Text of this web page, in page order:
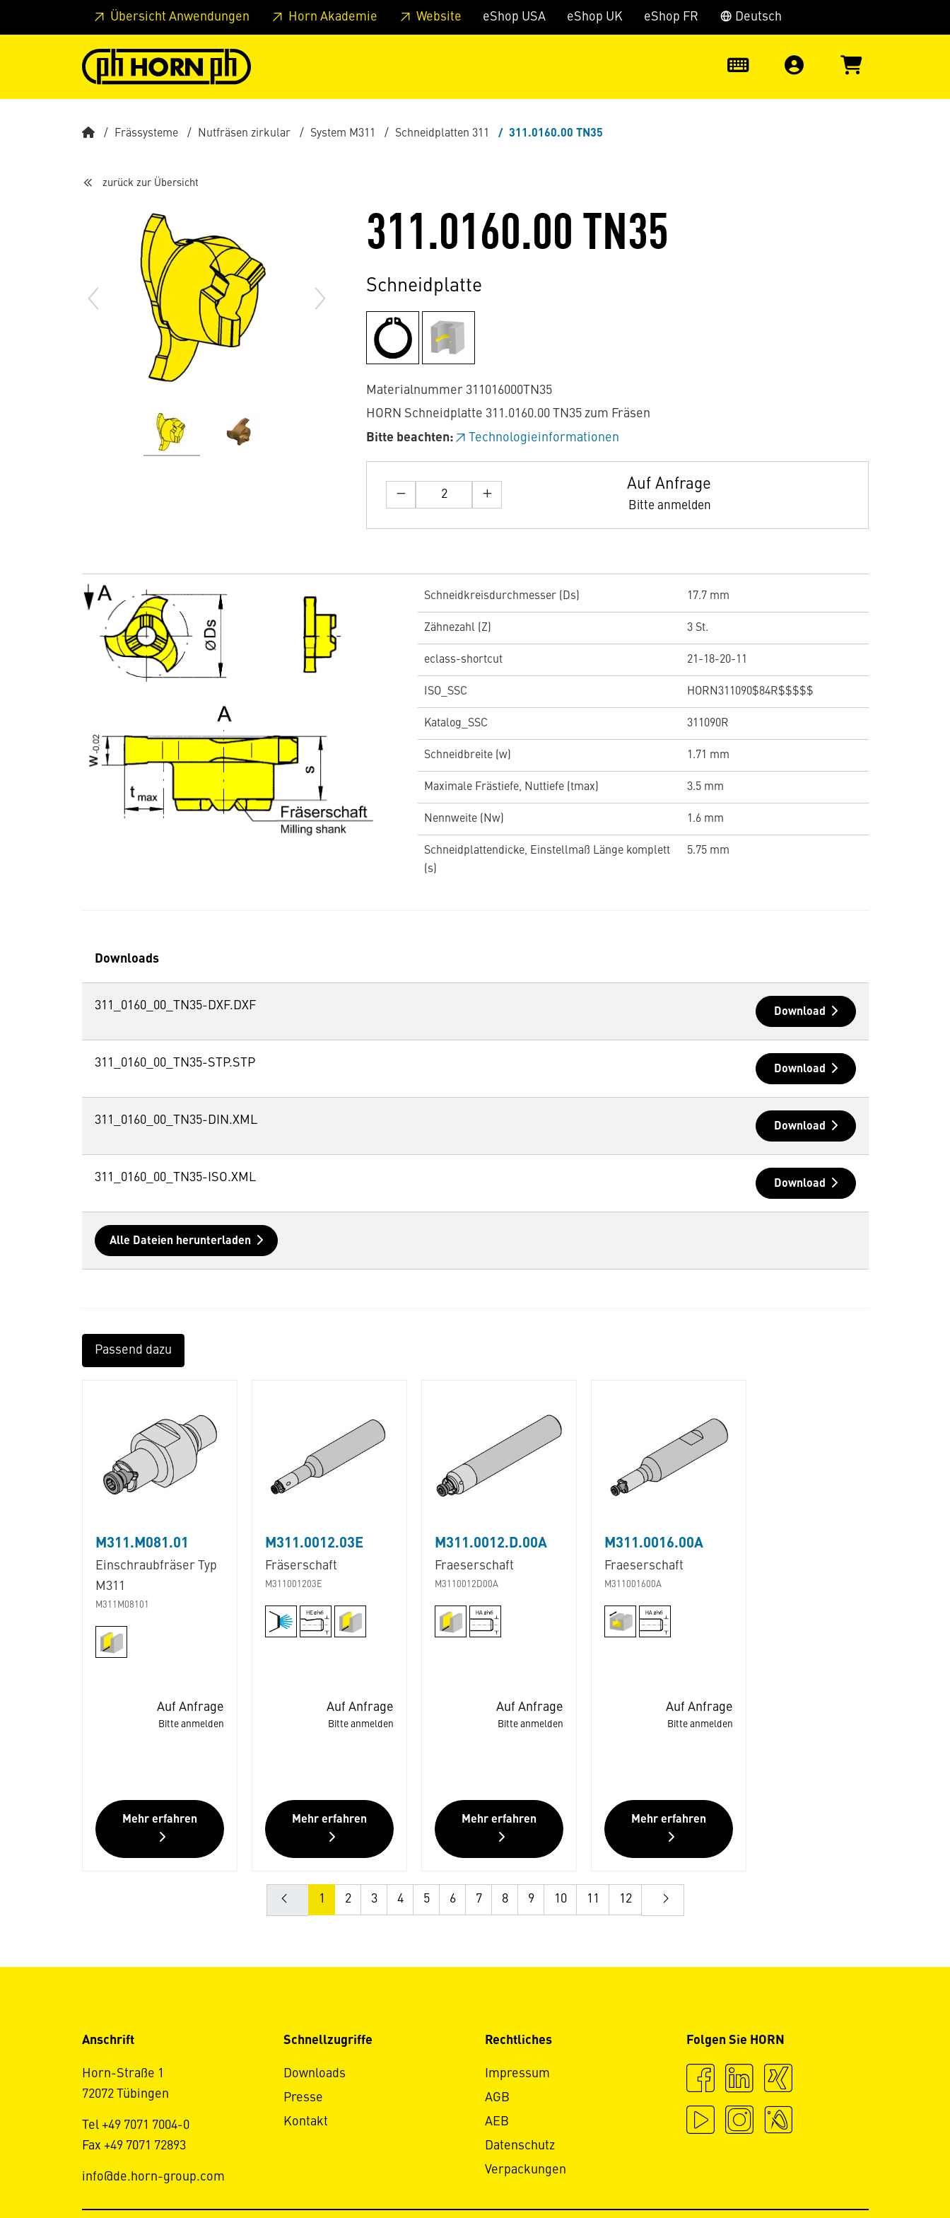
Springe zu Hauptinhalt Springe zum Header Springe zum Footer Springe zum Hauptmenu Springe zur Suche
Übersicht Anwendungen Horn Akademie Website eShop USA eShop UK eShop FR Deutsch
Frässysteme Nutfräsen zirkular System M311 Schneidplatten 311 311.0160.00 TN35
zurück zur Übersicht
311.0160.00 TN35
Schneidplatte
Materialnummer 311016000TN35
HORN Schneidplatte 311.0160.00 TN35 zum Fräsen
Bitte beachten:
Technologieinformationen
Auf Anfrage
Bitte anmelden
Schneidkreisdurchmesser (Ds) 17.7 mm
Zähnezahl (Z) 3 St.
eclass-shortcut 21-18-20-11
ISO_SSC HORN311090$84R$$$$$
Katalog_SSC 311090R
Schneidbreite (w) 1.71 mm
Maximale Frästiefe, Nuttiefe (tmax) 3.5 mm
Nennweite (Nw) 1.6 mm
Schneidplattendicke, Einstellmaß Länge komplett
(s)
5.75 mm
Downloads
311_0160_00_TN35-DXF.DXF Download
311_0160_00_TN35-STP.STP Download
311_0160_00_TN35-DIN.XML Download
311_0160_00_TN35-ISO.XML Download
Alle Dateien herunterladen
Passend dazu
M311.M081.01
Einschraubfräser Typ
M311
M311M08101
Auf Anfrage
Bitte anmelden
Mehr erfahren
M311.0012.03E
Fräserschaft
M311001203E
Auf Anfrage
Bitte anmelden
Mehr erfahren
M311.0012.D.00A
Fraeserschaft
M3110012D00A
Auf Anfrage
Bitte anmelden
Mehr erfahren
M311.0016.00A
Fraeserschaft
M311001600A
Auf Anfrage
Bitte anmelden
Mehr erfahren
1 2 3 4 5 6 7 8 9 10 11 12
Anschrift
Horn-Straße 1
72072 Tübingen
Tel +49 7071 7004-0
Fax +49 7071 72893
info@de.horn-group.com
Schnellzugriffe
Downloads
Presse
Kontakt
Rechtliches
Impressum
AGB
AEB
Datenschutz
Verpackungen
Folgen Sie HORN